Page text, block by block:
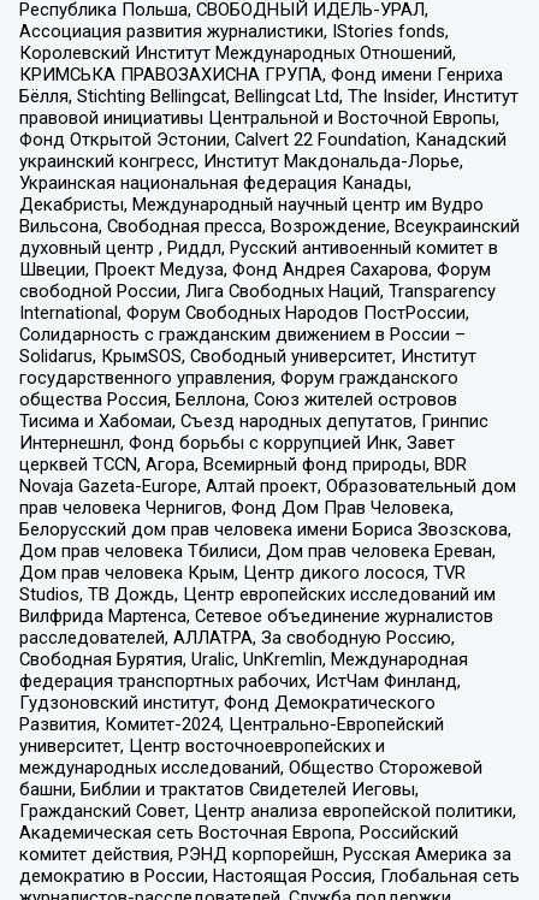
Республика Польша, СВОБОДНЫЙ ИДЕЛЬ-УРАЛ,
Ассоциация развития журналистики, IStories fonds,
Королевский Институт Международных Отношений,
КРИМСЬКА ПРАВОЗАХИСНА ГРУПА, Фонд имени Генриха
Бёлля, Stichting Bellingcat, Bellingcat Ltd, The Insider, Институт
правовой инициативы Центральной и Восточной Европы,
Фонд Открытой Эстонии, Calvert 22 Foundation, Канадский
украинский конгресс, Институт Макдональда-Лорье,
Украинская национальная федерация Канады,
Декабристы, Международный научный центр им Вудро
Вильсона, Свободная пресса, Возрождение, Всеукраинский
духовный центр , Риддл, Русский антивоенный комитет в
Швеции, Проект Медуза, Фонд Андрея Сахарова, Форум
свободной России, Лига Свободных Наций, Transparеncy
International, Форум Свободных Народов ПостРоссии,
Солидарность с гражданским движением в России –
Solidarus, КрымSOS, Свободный университет, Институт
государственного управления, Форум гражданского
общества Россия, Беллона, Союз жителей островов
Тисима и Хабомаи, Съезд народных депутатов, Гринпис
Интернешнл, Фонд борьбы с коррупцией Инк, Завет
церквей TCCN, Агора, Всемирный фонд природы, BDR
Novaja Gazeta-Europe, Алтай проект, Образовательный дом
прав человека Чернигов, Фонд Дом Прав Человека,
Белорусский дом прав человека имени Бориса Звозскова,
Дом прав человека Тбилиси, Дом прав человека Ереван,
Дом прав человека Крым, Центр дикого лосося, TVR
Studios, ТВ Дождь, Центр европейских исследований им
Вилфрида Мартенса, Сетевое объединение журналистов
расследователей, АЛЛАТРА, За свободную Россию,
Свободная Бурятия, Uralic, UnKremlin, Международная
федерация транспортных рабочих, ИстЧам Финланд,
Гудзоновский институт, Фонд Демократического
Развития, Комитет-2024, Центрально-Европейский
университет, Центр восточноевропейских и
международных исследований, Общество Сторожевой
башни, Библии и трактатов Свидетелей Иеговы,
Гражданский Совет, Центр анализа европейской политики,
Академическая сеть Восточная Европа, Российский
комитет действия, РЭНД корпорейшн, Русская Америка за
демократию в России, Настоящая Россия, Глобальная сеть